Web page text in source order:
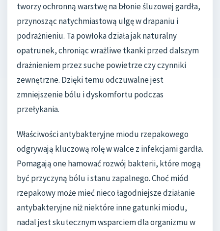
tworzy ochronną warstwę na błonie śluzowej gardła,
przynosząc natychmiastową ulgę w drapaniu i
podrażnieniu. Ta powłoka działa jak naturalny
opatrunek, chroniąc wrażliwe tkanki przed dalszym
drażnieniem przez suche powietrze czy czynniki
zewnętrzne. Dzięki temu odczuwalne jest
zmniejszenie bólu i dyskomfortu podczas
przełykania.
Właściwości antybakteryjne miodu rzepakowego
odgrywają kluczową rolę w walce z infekcjami gardła.
Pomagają one hamować rozwój bakterii, które mogą
być przyczyną bólu i stanu zapalnego. Choć miód
rzepakowy może mieć nieco łagodniejsze działanie
antybakteryjne niż niektóre inne gatunki miodu,
nadal jest skutecznym wsparciem dla organizmu w